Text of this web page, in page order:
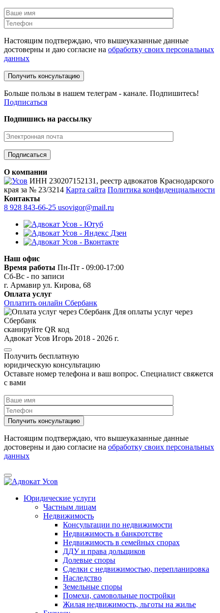
Настоящим подтверждаю, что вышеуказанные данные
достоверны и даю согласие на обработку своих персональных
данных
Больше пользы в нашем телеграм - канале. Подпишитесь!
Подписаться
Подпишись на рассылку
О компании
ИНН 230207152131, реестр адвокатов Краснодарского
края за № 23/3214 Карта сайта Политика конфиденциальности
Контакты
8 928 843-66-25 usovigor@mail.ru
Наш офис
Время работы Пн-Пт - 09:00-17:00
Сб-Вс - по записи
г. Армавир ул. Кирова, 68
Оплата услуг
Оплатить онлайн Сбербанк
Для оплаты услуг через
Сбербанк
сканируйте QR код
Адвокат Усов Игорь 2018 - 2026 г.
Получить бесплатную
юридическую консультацию
Оставьте номер телефона и ваш вопрос. Cпециалист свяжется
с вами
Настоящим подтверждаю, что вышеуказанные данные
достоверны и даю согласие на обработку своих персональных
данных
Юридические услуги
Частным лицам
Недвижимость
Консультации по недвижимости
Недвижимость в банкротстве
Недвижимость в семейных спорах
ДДУ и права дольщиков
Долевые споры
Сделки с недвижимостью, перепланировка
Наследство
Земельные споры
Помехи, самовольные постройки
Жилая недвижимость, льготы на жилье